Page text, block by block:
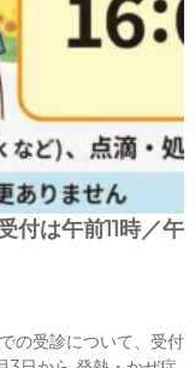
付は午前11時／午
の受診について、受付